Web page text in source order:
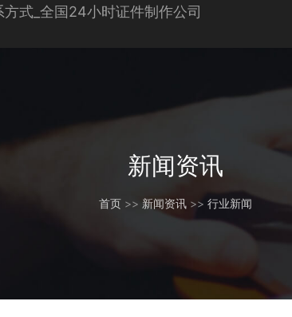
新闻资讯
首页 >> 新闻资讯 >> 行业新闻